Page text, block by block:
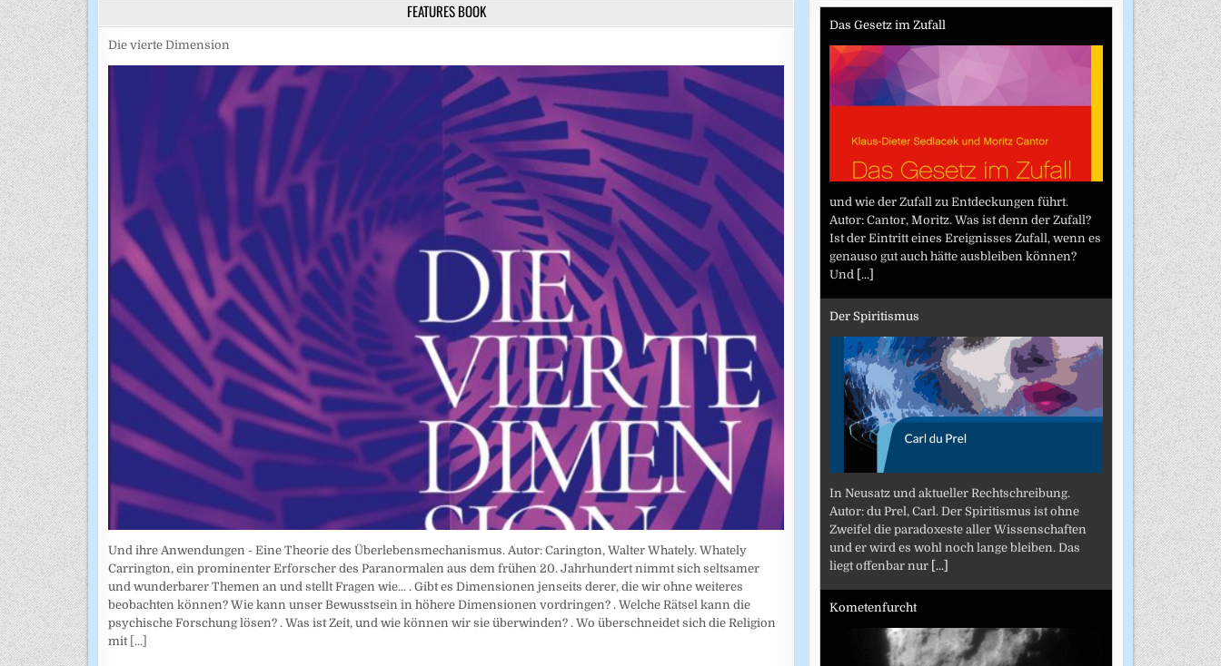
FEATURES BOOK
Die vierte Dimension
Und ihre Anwendungen - Eine Theorie des Überlebensmechanismus. Autor: Carington, Walter Whately. Whately
Carrington, ein prominenter Erforscher des Paranormalen aus dem frühen 20. Jahrhundert nimmt sich seltsamer
und wunderbarer Themen an und stellt Fragen wie... . Gibt es Dimensionen jenseits derer, die wir ohne weiteres
beobachten können? Wie kann unser Bewusstsein in höhere Dimensionen vordringen? . Welche Rätsel kann die
psychische Forschung lösen? . Was ist Zeit, und wie können wir sie überwinden? . Wo überschneidet sich die Religion
mit [...]
Das Gesetz im Zufall
und wie der Zufall zu Entdeckungen führt.
Autor: Cantor, Moritz. Was ist denn der Zufall?
Ist der Eintritt eines Ereignisses Zufall, wenn es
genauso gut auch hätte ausbleiben können?
Und [...]
Der Spiritismus
In Neusatz und aktueller Rechtschreibung.
Autor: du Prel, Carl. Der Spiritismus ist ohne
Zweifel die paradoxeste aller Wissenschaften
und er wird es wohl noch lange bleiben. Das
liegt offenbar nur [...]
Kometenfurcht